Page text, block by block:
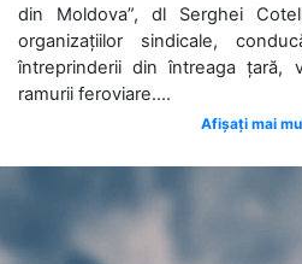
din Moldova”, dl Serghei
organizațiilor sindicale,
întreprinderii din întreaga țară,
ramurii feroviare....
Afișați mai